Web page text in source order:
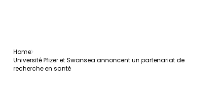
Home
Université Pfizer et Swansea annoncent un partenariat de
recherche en santé